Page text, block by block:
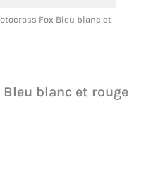
Fox Bleu blanc et
Bleu blanc et rouge